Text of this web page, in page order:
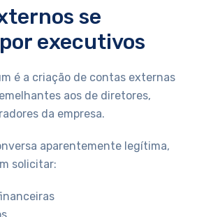
se
executivos
é a criação de contas externas
aos de diretores,
da empresa.
aparentemente legítima,
solicitar: